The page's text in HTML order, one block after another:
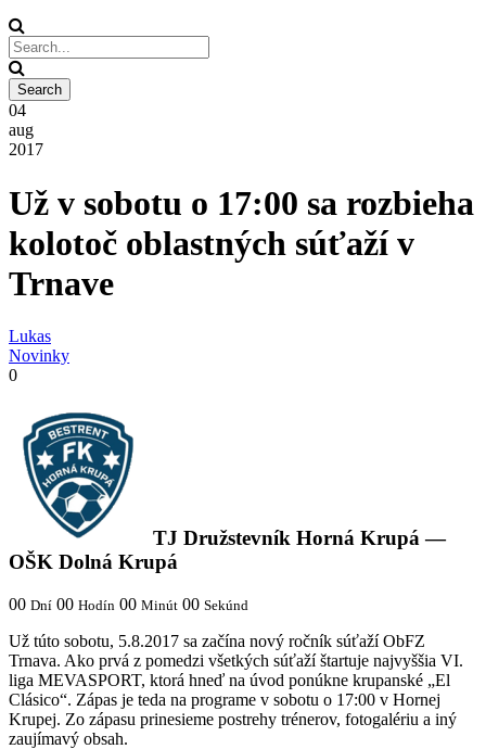
04
aug
2017
Už v sobotu o 17:00 sa rozbieha
kolotoč oblastných súťaží v
Trnave
Lukas
Novinky
0
TJ Družstevník Horná Krupá —
OŠK Dolná Krupá
00 Dní 00 Hodín 00 Minút 00 Sekúnd
Už túto sobotu, 5.8.2017 sa začína nový ročník súťaží ObFZ
Trnava. Ako prvá z pomedzi všetkých súťaží štartuje najvyššia VI.
liga MEVASPORT, ktorá hneď na úvod ponúkne krupanské „El
Clásico“. Zápas je teda na programe v sobotu o 17:00 v Hornej
Krupej. Zo zápasu prinesieme postrehy trénerov, fotogalériu a iný
zaujímavý obsah.